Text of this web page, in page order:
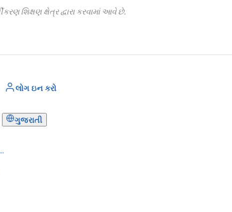
લોગ ઇન કરો
ગુજરાતી
શિક્ષણ ક્ષેત્ર દ્વારા કરવામાં આવે છે.